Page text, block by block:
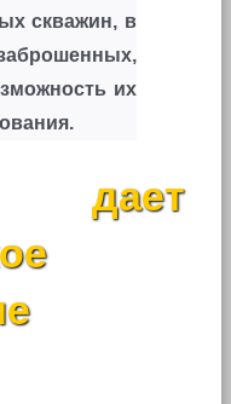
скважин, в
их